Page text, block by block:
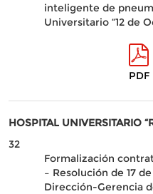
inteligente de
Universitario “12 de
PDF
HOSPITAL UNIVERSITARIO
32
Formalización
– Resolución de 17
Dirección-Gerencia